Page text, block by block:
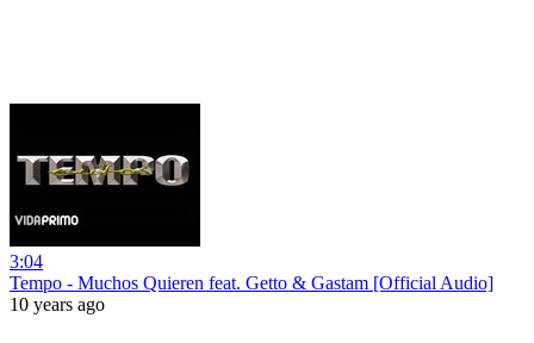
3:04
Tempo - Muchos Quieren feat. Getto & Gastam [Official Audio]
10 years ago